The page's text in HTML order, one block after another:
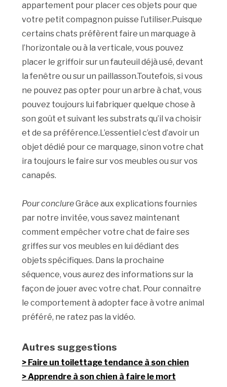
appartement pour placer ces objets pour que
votre petit compagnon puisse l’utiliser.Puisque
certains chats préfèrent faire un marquage à
l’horizontale ou à la verticale, vous pouvez
placer le griffoir sur un fauteuil déjà usé, devant
la fenêtre ou sur un paillasson.Toutefois, si vous
ne pouvez pas opter pour un arbre à chat, vous
pouvez toujours lui fabriquer quelque chose à
son goût et suivant les substrats qu’il va choisir
et de sa préférence.L’essentiel c’est d’avoir un
objet dédié pour ce marquage, sinon votre chat
ira toujours le faire sur vos meubles ou sur vos
canapés.
Pour conclureGrâce aux explications fournies
par notre invitée, vous savez maintenant
comment empêcher votre chat de faire ses
griffes sur vos meubles en lui dédiant des
objets spécifiques. Dans la prochaine
séquence, vous aurez des informations sur la
façon de jouer avec votre chat. Pour connaître
le comportement à adopter face à votre animal
préféré, ne ratez pas la vidéo.
Autres suggestions
Faire un toilettage tendance à son chien
Apprendre à son chien à faire le mort